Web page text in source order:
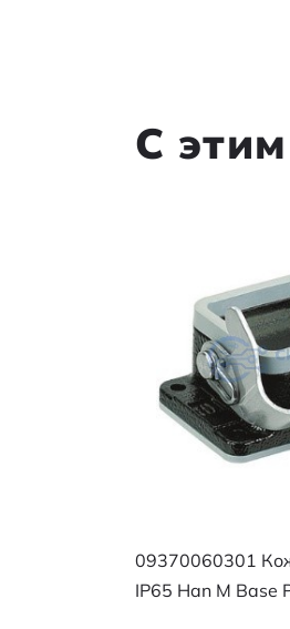
С
09370060301
IP65 Han M Base